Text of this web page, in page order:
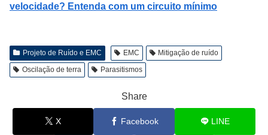
velocidade? Entenda com um circuito mínimo
Projeto de Ruído e EMC EMC
Mitigação de ruído
Oscilação de terra
Parasitismos
Share
X Facebook LINE